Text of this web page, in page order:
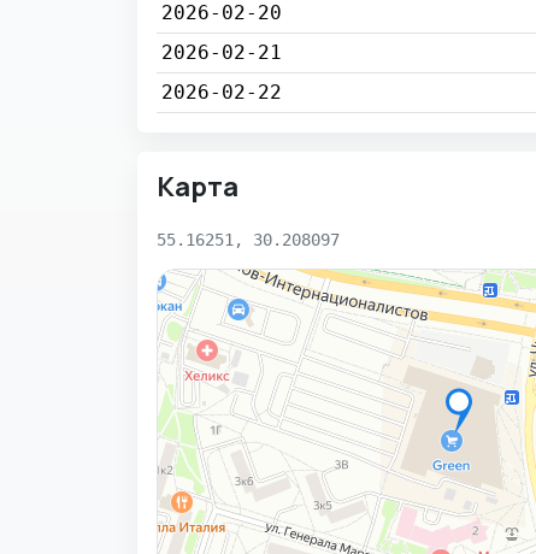
2026-02-20
2026-02-21
2026-02-22
Карта
55.16251, 30.208097